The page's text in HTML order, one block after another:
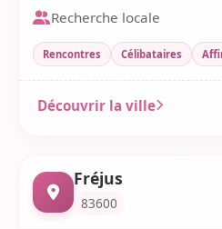
Recherche locale
Rencontres Célibataires
Découvrir la ville
Fréjus
83600